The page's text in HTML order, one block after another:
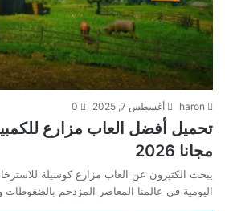
haron أغسطس 7, 2025 0
تحميل أفضل العاب مزارع
مجانا 2026
يبحث الكثيرون عن العاب مزارع كوسيلة
اليومية في عالمنا المعاصر المزدحم بالضغوطات